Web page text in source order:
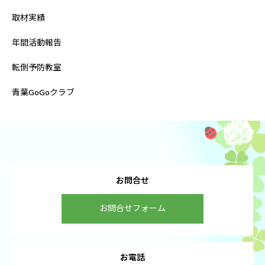
取材実績
年間活動報告
転倒予防教室
青葉GoGoクラブ
お問合せ
お問合せフォーム
お電話